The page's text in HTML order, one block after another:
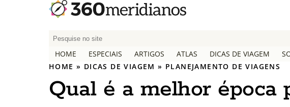
P
q
u
i
HOME ESPECIAIS ARTIGOS ATLAS DICAS DE VIAGEM
HOME » DICAS DE VIAGEM » PLANEJAMENTO DE VIAGENS
Qual é a melhor época